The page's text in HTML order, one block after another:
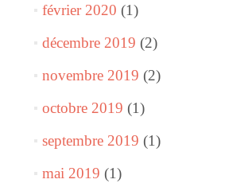
février 2020 (1)
décembre 2019 (2)
novembre 2019 (2)
octobre 2019 (1)
septembre 2019 (1)
mai 2019 (1)